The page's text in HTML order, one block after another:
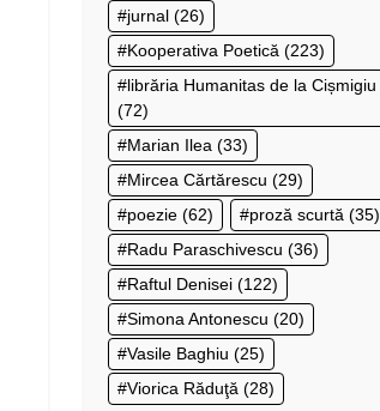
jurnal (26)
Kooperativa Poetică (223)
librăria Humanitas de la Cișmigiu
(72)
Marian Ilea (33)
Mircea Cărtărescu (29)
poezie (62) proză scurtă (35)
Radu Paraschivescu (36)
Raftul Denisei (122)
Simona Antonescu (20)
Vasile Baghiu (25)
Viorica Răduţă (28)